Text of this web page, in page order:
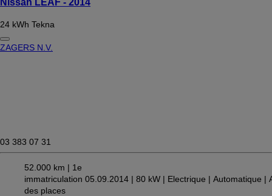
24 kWh Tekna
ZAGERS N.V.
03 383 07 31
52.000 km | 1e
immatriculation 05.09.2014 | 80 kW | Electrique | Automatique |
des places